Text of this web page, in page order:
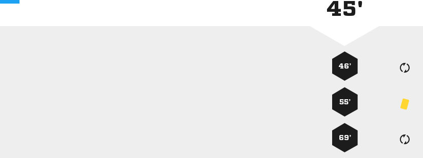
45'
46’
55’
69’